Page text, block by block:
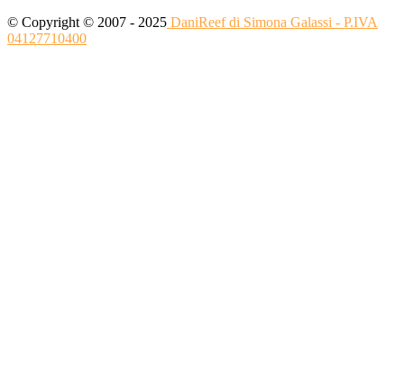
© Copyright © 2007 - 2025 DaniReef di Simona Galassi - P.IVA
04127710400